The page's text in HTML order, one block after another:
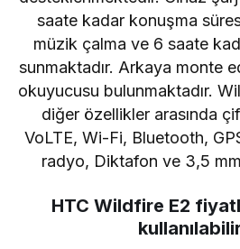
saate kadar konuşma
müzik çalma ve 6 saate
sunmaktadır. Arkaya monte
okuyucusu bulunmaktadır.
diğer özellikler arasında
VoLTE, Wi-Fi, Bluetooth,
radyo, Diktafon ve 3,5
HTC Wildfire E2